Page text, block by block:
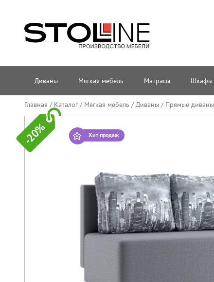
Диваны Мягкая мебель Матрасы Шкафы
Главная / Каталог/ Мягкая мебель /Диваны / Прямые диваны
-20% Хит продаж